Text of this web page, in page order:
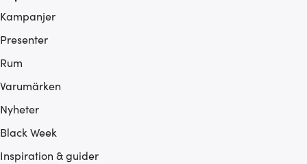
Kampanjer
Presenter
Rum
Varumärken
Nyheter
Black Week
Inspiration & guider